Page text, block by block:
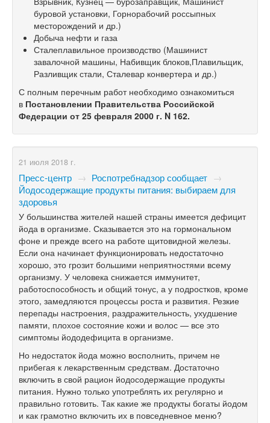
буровой установки, Горнорабочий россыпных
месторождений и др.)
Добыча нефти и газа
Сталеплавильное производство (Машинист
завалочной машины, Набивщик блоков,Плавильщик,
Разливщик стали, Сталевар конвертера и др.)
С полным перечным работ необходимо ознакомиться
в Постановлении Правительства Российской
Федерации от 25 февраля 2000 г. N 162.
21 июля 2018 г.
Пресс-центр → Роспотребнадзор сообщает →
Йодосодержащие продукты питания: выбираем для
здоровья
У большинства жителей нашей страны имеется дефицит
йода в организме. Сказывается это на гормональном
фоне и прежде всего на работе щитовидной железы.
Если она начинает функционировать недостаточно
хорошо, это грозит большими неприятностями всему
организму. У человека снижается иммунитет,
работоспособность и общий тонус, а у подростков, кроме
этого, замедляются процессы роста и развития. Резкие
перепады настроения, раздражительность, ухудшение
памяти, плохое состояние кожи и волос — все это
симптомы йододефицита в организме.
Но недостаток йода можно восполнить, причем не
прибегая к лекарственным средствам. Достаточно
включить в свой рацион йодосодержащие продукты
питания. Нужно только употреблять их регулярно и
правильно готовить. Так какие же продукты богаты йодом
и как грамотно включить их в повседневное меню?